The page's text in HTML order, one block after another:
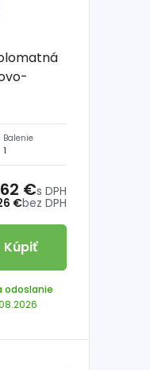
Balenie
1
€bez DPH
€s DPH
Kúpiť
odoslanie